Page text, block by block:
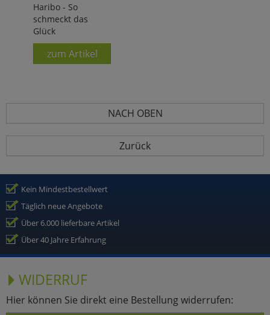
Haribo - So
schmeckt das
Glück
zum Artikel
NACH OBEN
Zurück
Kein Mindestbestellwert
Täglich neue Angebote
Über 6.000 lieferbare Artikel
Über 40 Jahre Erfahrung
WIDERRUF
Hier können Sie direkt eine Bestellung widerrufen: